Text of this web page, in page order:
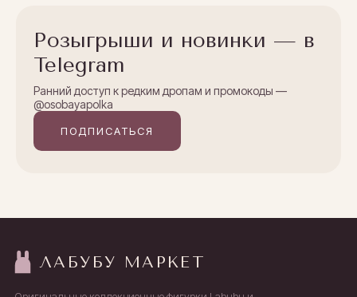
Розыгрыши и новинки — в
Telegram
Ранний доступ к редким дропам и промокоды —
@osobayapolka
ПОДПИСАТЬСЯ
ЛАБУБУ МАРКЕТ